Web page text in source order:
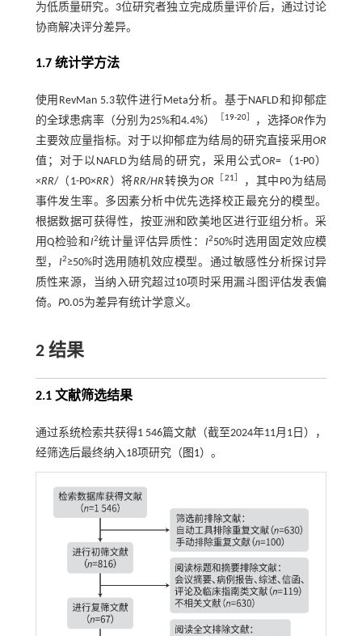
为低质量研究。3位研究者独立完成质量评价后，通过讨论
协商解决评分差异。
1.7 统计学方法
使用RevMan 5.3软件进行Meta分析。基于NAFLD和抑郁症
的全球患病率（分别为25%和4.4%）
19-20］ ，选择OR作为
主要效应量指标。对于以抑郁症为结局的研究直接采用OR
值；对于以NAFLD为结局的研究，采用公式OR=（1-P0）
×RR/（1-P0×RR ）将RR/HR转换为OR 21
，其中P0为结局
事件发生率。多因素分析中优先选择校正最充分的模型。
根据数据可获得性，按亚洲和欧美地区进行亚组分析。采
用Q检验和 I2统计量评估异质性： I250%时选用固定效应模
型， I2≥50%时选用随机效应模型。通过敏感性分析探讨异
质性来源，当纳入研究超过10项时采用漏斗图评估发表偏
倚。 P0.05为差异有统计学意义。
2 结果
2.1 文献筛选结果
通过系统检索共获得1 546篇文献（截至2024年11月1日），
经筛选后最终纳入18项研究（ 图1）。